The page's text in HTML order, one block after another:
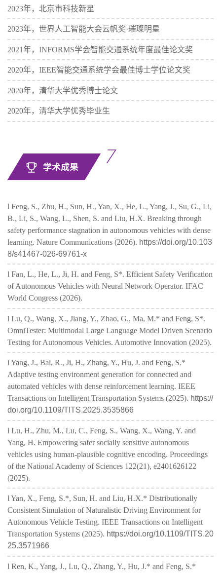
2023年，北京市科技新星
2023年，世界人工智能大会云帆奖·璀璨明星
2021年，INFORMS学会智能交通系统年度最佳论文奖
2020年，IEEE智能交通系统学会最佳博士学位论文奖
2020年，清华大学优秀博士论文
2020年，清华大学优秀毕业生
学术成果
l Feng, S., Zhu, H., Sun, H., Yan, X., He, L., Yang, J., Su, G., Li,
B., Li, S., Wang, L., Shen, S. and Liu, H.X. Breaking through
safety performance stagnation in autonomous vehicles with dense
learning. Nature Communications (2026). https://doi.org/10.103
8/s41467-026-69761-x
l Fan, L., He, L., Ji, H. and Feng, S*. Efficient Safety Verification
of Autonomous Vehicles with Neural Network Operator. IFAC
World Congress (2026).
l Lu, Q., Wang, X., Jiang, Y., Zhao, G., Ma, M.* and Feng, S*.
OmniTester: Multimodal Large Language Model Driven Scenario
Testing for Autonomous Vehicles. Automotive Innovation (2025).
l Yang, J., Bai, R., Ji, H., Zhang, Y., Hu, J. and Feng, S.*
Adaptive testing environment generation for connected and
automated vehicles with dense reinforcement learning. IEEE
Transactions on Intelligent Transportation Systems (2025). https://
doi.org/10.1109/TITS.2025.3535866
l Lu, H., Zhu, M., Lu, C., Feng, S., Wang, X., Wang, Y. and
Yang, H. Empowering safer socially sensitive autonomous
vehicles using human-plausible cognitive encoding. Proceedings
of the National Academy of Sciences 122(21), e2401626122
(2025).
l Yan, X., Feng, S.*, Sun, H. and Liu, H.X.* Distributionally
Consistent Simulation of Naturalistic Driving Environment for
Autonomous Vehicle Testing. IEEE Transactions on Intelligent
Transportation Systems (2025). https://doi.org/10.1109/TITS.20
25.3571966
l Ren, K., Yang, J., Lu, Q., Zhang, Y., Hu, J.* and Feng, S.*